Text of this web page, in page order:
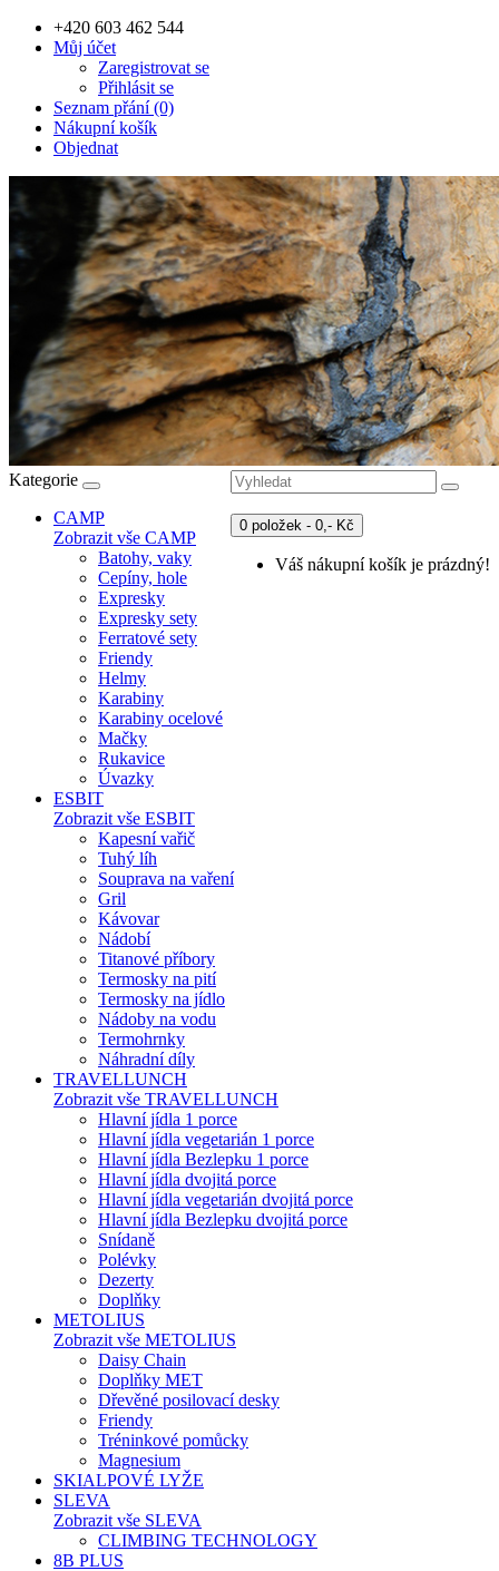
+420 603 462 544
Můj účet
Zaregistrovat se
Přihlásit se
Seznam přání (0)
Nákupní košík
Objednat
0 položek - 0,- Kč
Váš nákupní košík je prázdný!
Kategorie
CAMP
Zobrazit vše CAMP
Batohy, vaky
Cepíny, hole
Expresky
Expresky sety
Ferratové sety
Friendy
Helmy
Karabiny
Karabiny ocelové
Mačky
Rukavice
Úvazky
ESBIT
Zobrazit vše ESBIT
Kapesní vařič
Tuhý líh
Souprava na vaření
Gril
Kávovar
Nádobí
Titanové příbory
Termosky na pití
Termosky na jídlo
Nádoby na vodu
Termohrnky
Náhradní díly
TRAVELLUNCH
Zobrazit vše TRAVELLUNCH
Hlavní jídla 1 porce
Hlavní jídla vegetarián 1 porce
Hlavní jídla Bezlepku 1 porce
Hlavní jídla dvojitá porce
Hlavní jídla vegetarián dvojitá porce
Hlavní jídla Bezlepku dvojitá porce
Snídaně
Polévky
Dezerty
Doplňky
METOLIUS
Zobrazit vše METOLIUS
Daisy Chain
Doplňky MET
Dřevěné posilovací desky
Friendy
Tréninkové pomůcky
Magnesium
SKIALPOVÉ LYŽE
SLEVA
Zobrazit vše SLEVA
CLIMBING TECHNOLOGY
8B PLUS